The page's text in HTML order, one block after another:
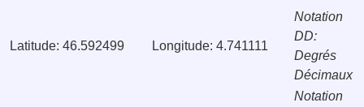
Latitude: 46.592499 Longitude: 4.741111
Notation
DD:
Degrés
Décimaux
Notation